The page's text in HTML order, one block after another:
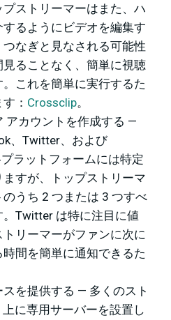
プストリーマーはまた、ハ
るようにビデオを編集す
なぎと見なされる可能性
ることなく、簡単に視聴
これを簡単に実行するた
： Crossclip。
アカウントを作成する —
、Twitter、および
ラットフォームには特定
すが、トップストリーマ
うち 2 つまたは 3 つすべ
Twitter は特に注目に値
リーマーがファンに次に
間を簡単に通知できるた
を提供する — 多くのスト
に専用サーバーを設置し